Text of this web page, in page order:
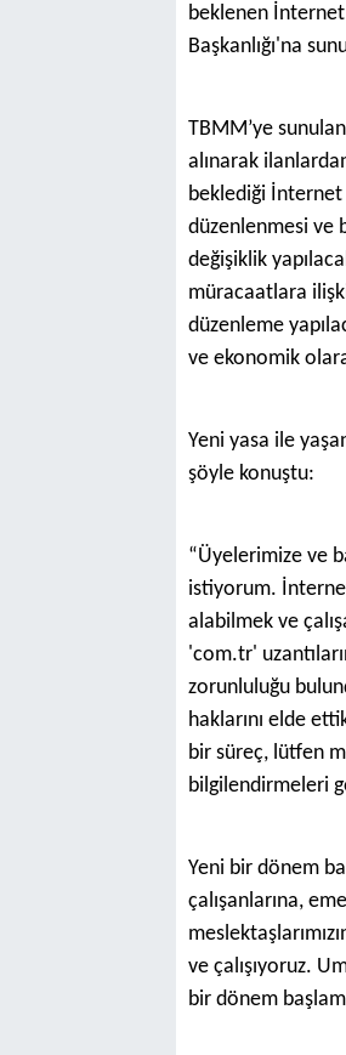
beklenen
Başkanlığı'na
TBMM’ye
alınarak
beklediği İnternet
düzenlenmesi ve
değişiklik
müracaatlara
düzenleme
ve ekonomik
Yeni yasa ile
şöyle konuştu:
“Üyelerimize ve
istiyorum.
alabilmek ve
'com.tr'
zorunluluğu
haklarını elde
bir süreç, lütfen
bilgilendirmeleri
Yeni bir dönem
çalışanlarına,
ve çalışıyoruz.
bir dönem